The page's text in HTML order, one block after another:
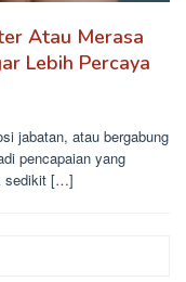
Atau Merasa
Lebih Percaya
jabatan, atau bergabung
pencapaian yang
sedikit […]